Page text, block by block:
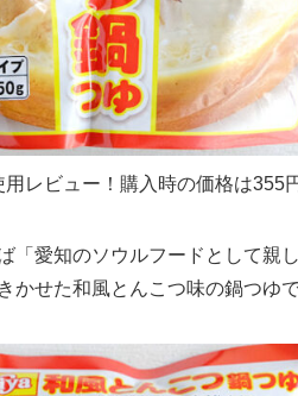
用レビュー！購入時の価格は355
愛知のソウルフードとして親
せた和風とんこつ味の鍋つゆ